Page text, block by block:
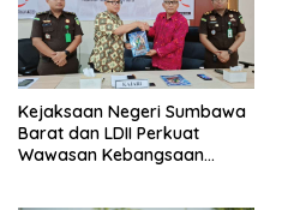
Kejaksaan Negeri Sumbawa
Barat dan LDII Perkuat
Wawasan Kebangsaan